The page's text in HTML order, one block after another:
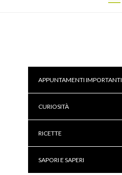
APPUNTAMENTI IMPORTANTI
CURIOSITÀ
RICETTE
SAPORI E SAPERI